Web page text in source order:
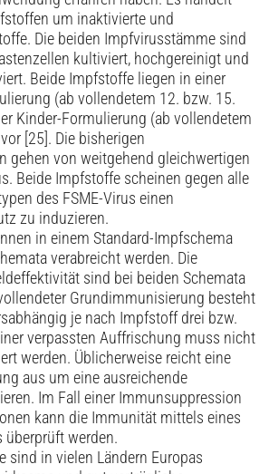
um inaktivierte und
Die beiden Impfvirusstämme sind
kultiviert, hochgereinigt und
Beide Impfstoffe liegen in einer
(ab vollendetem 12. bzw. 15.
Kinder-Formulierung (ab vollendetem
[25]. Die bisherigen
gehen von weitgehend gleichwertigen
Beide Impfstoffe scheinen gegen alle
des FSME-Virus einen
zu induzieren.
in einem Standard-Impfschema
verabreicht werden. Die
sind bei beiden Schemata
Grundimmunisierung besteht
je nach Impfstoff drei bzw.
verpassten Auffrischung muss nicht
werden. Üblicherweise reicht eine
aus um eine ausreichende
Im Fall einer Immunsuppression
kann die Immunität mittels eines
überprüft werden.
sind in vielen Ländern ­Europas